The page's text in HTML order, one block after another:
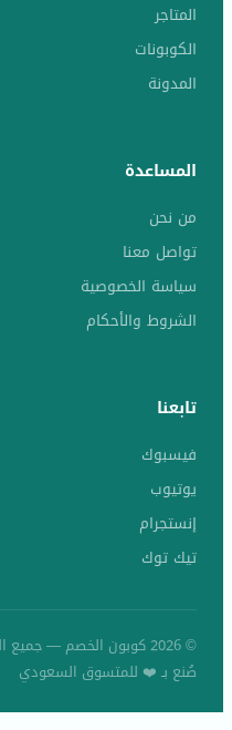
المتاجر
الكوبونات
المدونة
المساعدة
من نحن
تواصل معنا
سياسة الخصوصية
الشروط والأحكام
تابعنا
فيسبوك
يوتيوب
إنستجرام
تيك توك
© 2026 كوبون الخصم — جميع الحقوق محفوظة
صُنع بـ ❤️ للمتسوق السعودي